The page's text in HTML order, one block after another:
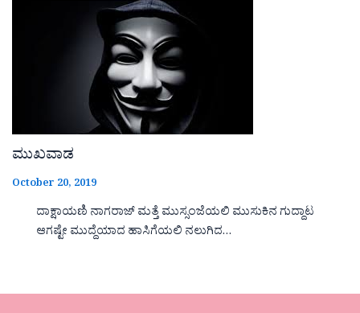
ಮುಖವಾಡ
October 20, 2019
ದಾಕ್ಷಾಯಣಿ ನಾಗರಾಜ್ ಮತ್ತೆ ಮುಸ್ಸಂಜೆಯಲಿ ಮುಸುಕಿನ ಗುದ್ದಾಟ
ಆಗಷ್ಟೇ ಮುದ್ದೆಯಾದ ಹಾಸಿಗೆಯಲಿ ನಲುಗಿದ…